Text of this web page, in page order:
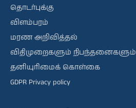
தொடர்புக்கு
விளம்பரம்
மரண அறிவித்தல்
விதிமுறைகளும் நிபந்தனைகளும்
தனியுரிமைக் கொள்கை
GDPR Privacy policy